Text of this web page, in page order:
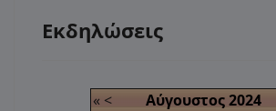
Εκδηλώσεις
«< Αύγουστος 2024